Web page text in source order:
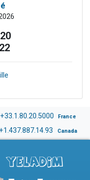
+33.1.80.20.5000 France
+1.437.887.14.93 Canada